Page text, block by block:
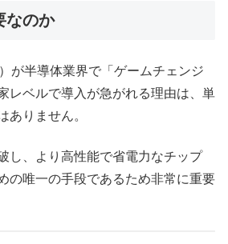
なのか
が半導体業界で「ゲームチェンジ
レベルで導入が急がれる理由は、単
ありません。
し、より高性能で省電力なチップ
の唯一の手段であるため非常に重要